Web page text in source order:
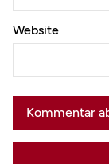
Website